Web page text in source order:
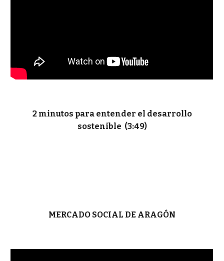
2 minutos para entender el desarrollo
sostenible (3:49)
MERCADO SOCIAL DE ARAGÓN